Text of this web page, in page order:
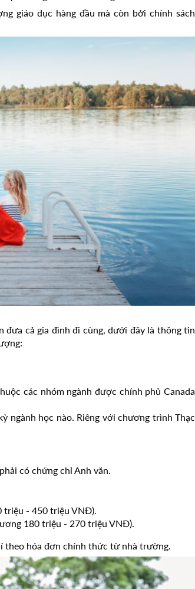
giáo dục hàng đầu mà còn bởi chính sách
đưa cả gia đình đi cùng, dưới đây là thông tin
các nhóm ngành được chính phủ Canada
ngành học nào. Riêng với chương trình Thạc
có chứng chỉ Anh văn.
triệu - 450 triệu VNĐ).
180 triệu - 270 triệu VNĐ).
theo hóa đơn chính thức từ nhà trường.